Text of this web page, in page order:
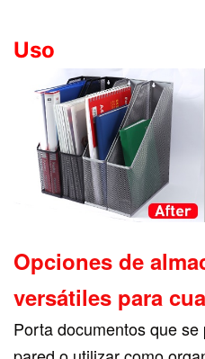
Uso
Opciones de
versátiles para
Porta documentos que